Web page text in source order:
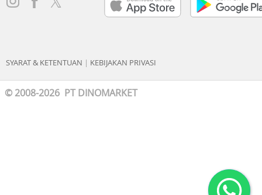
SYARAT & KETENTUAN | KEBIJAKAN PRIVASI
© 2008-2026 PT DINOMARKET